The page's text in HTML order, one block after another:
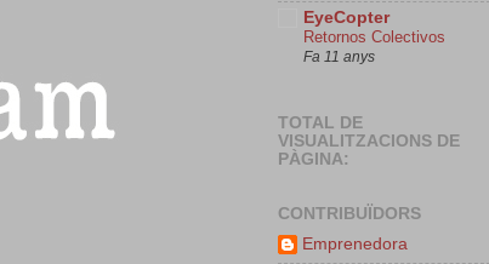
EyeCopter
Retornos Colectivos
Fa 11 anys
TOTAL DE
VISUALITZACIONS DE
PÀGINA:
CONTRIBUÏDORS
Emprenedora